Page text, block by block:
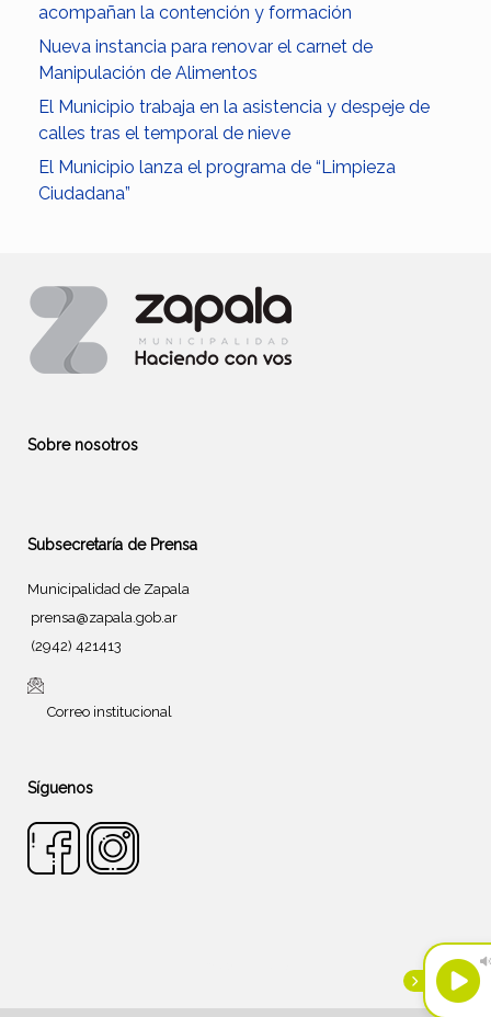
acompañan la contención y formación
Nueva instancia para renovar el carnet de
Manipulación de Alimentos
El Municipio trabaja en la asistencia y despeje de
calles tras el temporal de nieve
El Municipio lanza el programa de “Limpieza
Ciudadana”
Sobre nosotros
Subsecretaría de Prensa
Municipalidad de Zapala
prensa@zapala.gob.ar
(2942) 421413
Correo institucional
Síguenos